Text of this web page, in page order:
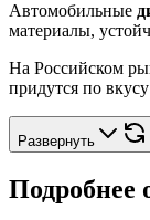
Автомобильные
материалы,
На Российском
придутся по
Развернуть
Подробнее